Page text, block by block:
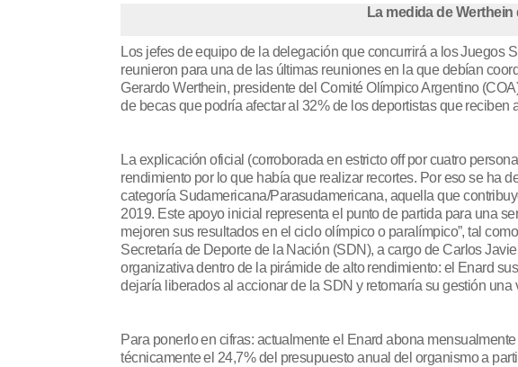
La medida de
Los jefes de equipo de la delegación que concurrirá a los Juegos
reunieron para una de las últimas reuniones en la que debían
Gerardo Werthein, presidente del Comité Olímpico Argentino
de becas que podría afectar al 32% de los deportistas que
La explicación oficial (corroborada en estricto off por cuatro
rendimiento por lo que había que realizar recortes. Por eso se ha
categoría Sudamericana/Parasudamericana, aquella que
2019. Este apoyo inicial representa el punto de partida para una
mejoren sus resultados en el ciclo olímpico o paralímpico”, tal
Secretaría de Deporte de la Nación (SDN), a cargo de Carlos
organizativa dentro de la pirámide de alto rendimiento: el Enard
dejaría liberados al accionar de la SDN y retomaría su gestión
Para ponerlo en cifras: actualmente el Enard abona
técnicamente el 24,7% del presupuesto anual del organismo a